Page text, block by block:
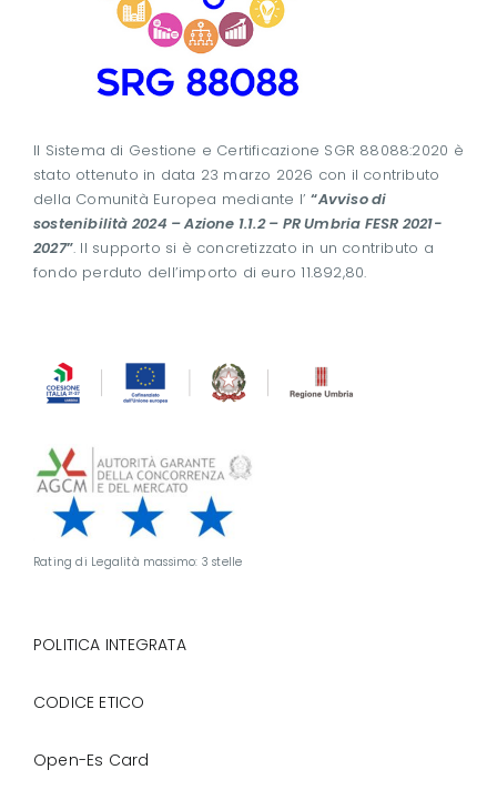
Il Sistema di Gestione e Certificazione SGR 88088:2020 è
stato ottenuto in data 23 marzo 2026 con il contributo
della Comunità Europea mediante l’“Avviso di
sostenibilità 2024 – Azione 1.1.2 – PR Umbria FESR 2021-
2027”. Il supporto si è concretizzato in un contributo a
fondo perduto dell’importo di euro 11.892,80.
Rating di Legalità massimo: 3 stelle
POLITICA INTEGRATA
CODICE ETICO
Open-Es Card